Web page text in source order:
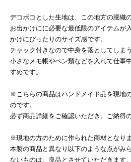
デコボコとした生地は、この地方の腰織
お出かけにに必要な最低限のアイテムが
かけにぴったりのサイズ感です。
チャック付きなので中身を落としてしま
小さなメモ帳やペン類などを入れて仕事
すめです。
※こちらの商品はハンドメイド品を現地
のです。
必ず商品詳細をご確認いただき、ご納得
※現地の方のために作られた商材となり
本製の商品と異なり以下のような点がみ
ないものは、良品とさせていただきます。